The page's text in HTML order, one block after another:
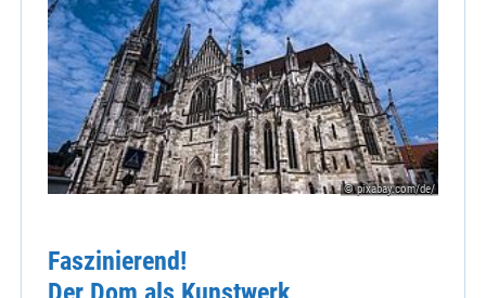
© pixabay.com/de/
Faszinierend!